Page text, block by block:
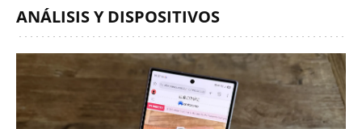
ANÁLISIS Y DISPOSITIVOS